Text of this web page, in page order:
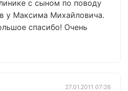
с сыном по поводу
у Максима Михайловича.
спасибо! Очень
27.01.2011 07:26